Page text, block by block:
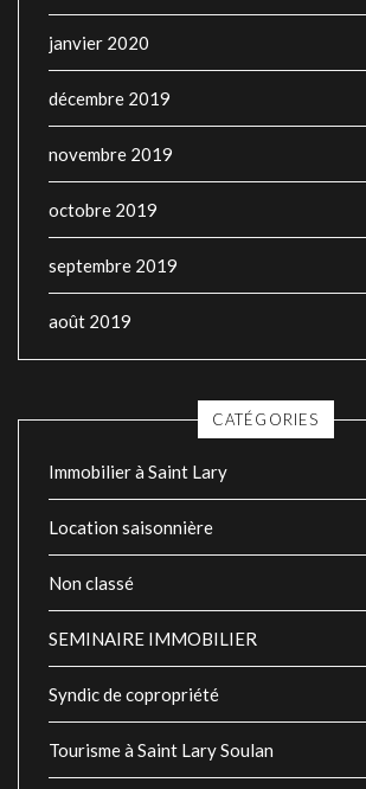
janvier 2020
décembre 2019
novembre 2019
octobre 2019
septembre 2019
août 2019
CATÉGORIES
Immobilier à Saint Lary
Location saisonnière
Non classé
SEMINAIRE IMMOBILIER
Syndic de copropriété
Tourisme à Saint Lary Soulan